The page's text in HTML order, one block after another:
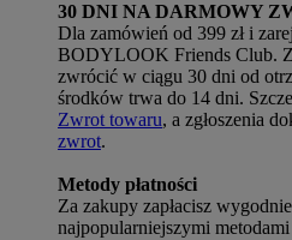
30 DNI NA DARMOWY
Dla zamówień od 399 zł i
BODYLOOK Friends Club.
zwrócić w ciągu 30 dni od
środków trwa do 14 dni.
Zwrot towaru, a zgłoszenia
zwrot.
Metody płatności
Za zakupy zapłacisz
najpopularniejszymi metodami